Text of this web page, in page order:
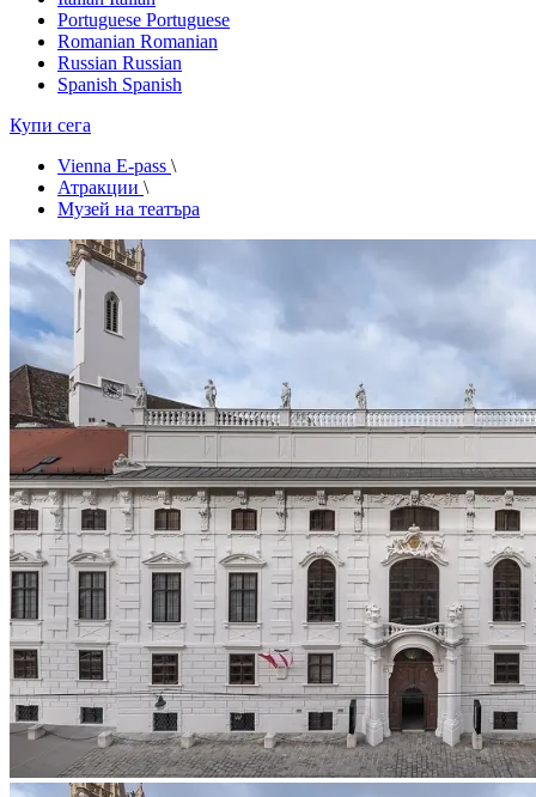
Portuguese Portuguese
Romanian Romanian
Russian Russian
Spanish Spanish
Купи сега
Vienna E-pass \
Атракции \
Музей на театъра